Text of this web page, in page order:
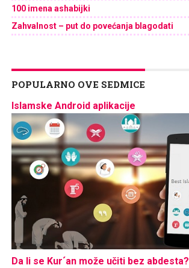
100 imena ashabijki
Zahvalnost – put do povećanja blagodati
POPULARNO OVE SEDMICE
Islamske Android aplikacije
Da li se Kur´an može učiti bez abdesta?